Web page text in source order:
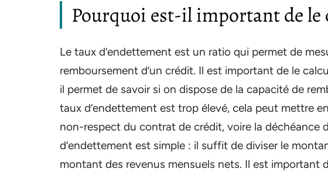
Pourquoi est-il important de le
Le taux d’endettement est un ratio qui permet de
remboursement d’un crédit. Il est important de le
il permet de savoir si on dispose de la capacité de
taux d’endettement est trop élevé, cela peut mettre
non-respect du contrat de crédit, voire la déchéance
d’endettement est simple : il suffit de diviser le
montant des revenus mensuels nets. Il est important